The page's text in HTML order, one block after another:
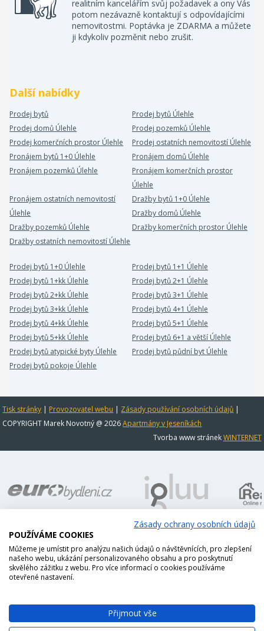
realitním kancelářím svůj požadavek a ony Vás
potom nezávazně kontaktují s odpovídajícími
nemovitostmi. Poptávka je ZDARMA a můžete
ji kdykoliv pozměnit nebo zrušit.
Další nabídky
Prodej bytů
Prodej bytů Úlehle
Prodej domů Úlehle
Prodej pozemků Úlehle
Prodej komerčních prostor Úlehle
Prodej ostatních nemovitostí Úlehle
Pronájem bytů 1+0 Úlehle
Pronájem domů Úlehle
Pronájem pozemků Úlehle
Pronájem komerčních prostor
Úlehle
Pronájem ostatních nemovitostí
Úlehle
Dražby bytů 1+0 Úlehle
Dražby domů Úlehle
Dražby pozemků Úlehle
Dražby komerčních prostor Úlehle
Dražby ostatních nemovitostí Úlehle
Prodej bytů 1+0 Úlehle
Prodej bytů 1+1 Úlehle
Prodej bytů 1+kk Úlehle
Prodej bytů 2+1 Úlehle
Prodej bytů 2+kk Úlehle
Prodej bytů 3+1 Úlehle
Prodej bytů 3+kk Úlehle
Prodej bytů 4+1 Úlehle
Prodej bytů 4+kk Úlehle
Prodej bytů 5+1 Úlehle
Prodej bytů 5+kk Úlehle
Prodej bytů 6+1 a větší Úlehle
Prodej bytů atypické byty Úlehle
Prodej bytů půdní byt Úlehle
Prodej bytů pokoje Úlehle
Tisk stránky | Provozovatel webu | Zásady používání osobních údajů |
COPYRIGHT Marek Novotný @ 2026Apartmány v Jeseníkách
Tvorba www stránekWINTERNET
Zásady ochrany osobních údajů
POUŽÍVÁME COOKIES
Můžeme je umístit pro analýzu našich údajů o návštěvnících, pro zlepšení
našeho webu, ukázání personalizovaného obsahu a pro poskytnutí
skvělého zážitku z webu. Pro více informací o cookies používáme
otevřené nastavení.
Přijmout vše